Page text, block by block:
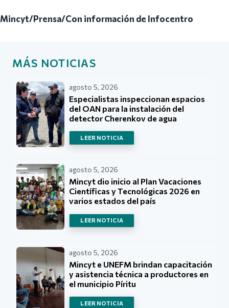
Mincyt/Prensa/Con información de Infocentro
MÁS NOTICIAS
agosto 5, 2026
Especialistas inspeccionan espacios
del OAN para la instalación del
detector Cherenkov de agua
LEER NOTICIA
agosto 5, 2026
Mincyt dio inicio al Plan Vacaciones
Científicas y Tecnológicas 2026 en
varios estados del país
LEER NOTICIA
agosto 5, 2026
Mincyt e UNEFM brindan capacitación
y asistencia técnica a productores en
el municipio Píritu
LEER NOTICIA